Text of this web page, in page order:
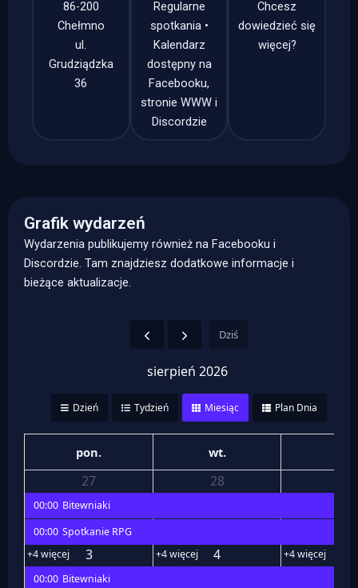
86-200
Chełmno
ul.
Grudziądzka
36
Regularne
spotkania •
Kalendarz
dostępny na
Facebooku,
stronie WWW i
Discordzie
Chcesz
dowiedzieć się
więcej?
Grafik wydarzeń
Wydarzenia publikujemy również na Facebooku i
Discordzie. Tam znajdziesz dodatkowe informacje i
bieżące aktualizacje.
Dziś
sierpień 2026
Dzień Tydzień Miesiąc Plan Dnia
pon. wt.
27
00:00 Bitewniaki
00:00 Spotkanie RPG
+4 więcej
28
+4 więcej +4 więcej
3
00:00 Bitewniaki
4